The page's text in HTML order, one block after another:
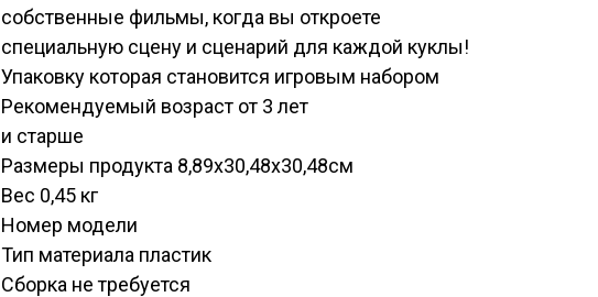
собственные фильмы, когда вы откроете
специальную сцену и сценарий для каждой куклы!
Упаковку которая становится игровым набором
Рекомендуемый возраст от 3 лет
и старше
Размеры продукта 8,89х30,48х30,48см
Вес 0,45 кг
Номер модели
Тип материала пластик
Сборка не требуется